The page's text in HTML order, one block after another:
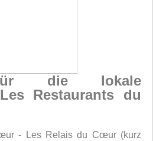
die lokale
Restaurants du
- Les Relais du Cœur (kurz